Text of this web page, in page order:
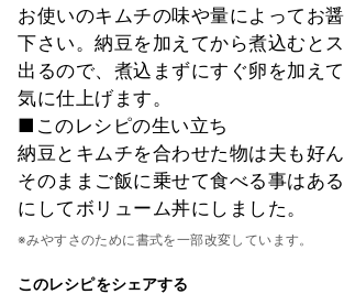
お使いのキムチの味や量によってお
下さい。納豆を加えてから煮込むと
出るので、煮込まずにすぐ卵を加え
気に仕上げます。
■このレシピの生い立ち
納豆とキムチを合わせた物は夫も好ん
そのままご飯に乗せて食べる事はあ
にしてボリューム丼にしました。
※みやすさのために書式を一部改変しています。
このレシピをシェアする